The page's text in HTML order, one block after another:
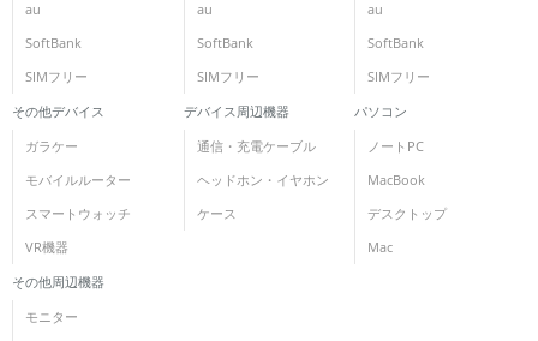
au
SoftBank
SIMフリー
au
SoftBank
SIMフリー
au
SoftBank
SIMフリー
その他デバイス
ガラケー
モバイルルーター
スマートウォッチ
VR機器
デバイス周辺機器
通信・充電ケーブル
ヘッドホン・イヤホン
ケース
パソコン
ノートPC
MacBook
デスクトップ
Mac
その他周辺機器
モニター